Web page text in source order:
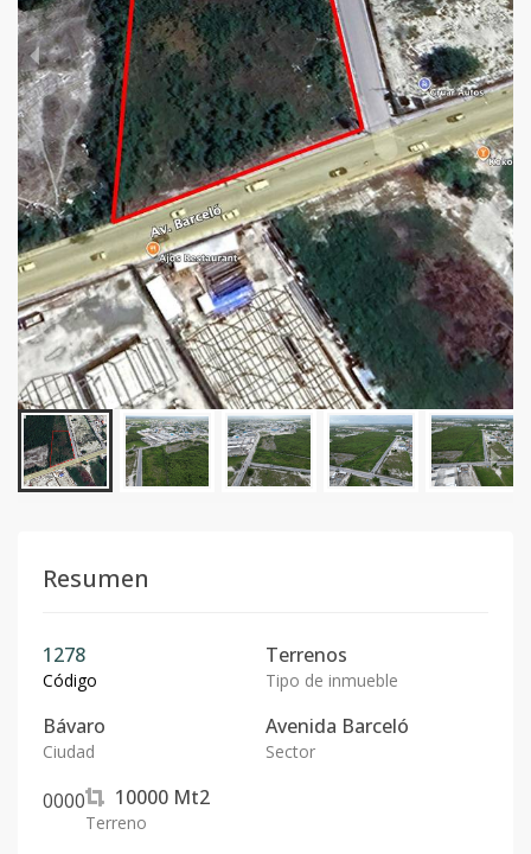
Resumen
1278
Código
Terrenos
Tipo de inmueble
Bávaro
Ciudad
Avenida Barceló
Sector
0000 10000 Mt2
Terreno